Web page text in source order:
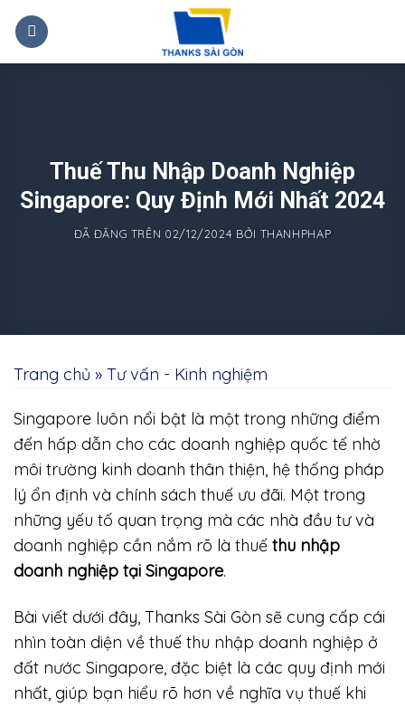
Chuyển
đến
nội
Thuế Thu Nhập Doanh Nghiệp
Singapore: Quy Định Mới Nhất 2024
ĐÃ ĐĂNG TRÊN 02/12/2024 BỞI THANHPHAP
Trang chủ » Tư vấn - Kinh nghiệm
Singapore luôn nổi bật là một trong những điểm
đến hấp dẫn cho các doanh nghiệp quốc tế nhờ
môi trường kinh doanh thân thiện, hệ thống pháp
lý ổn định và chính sách thuế ưu đãi. Một trong
những yếu tố quan trọng mà các nhà đầu tư và
doanh nghiệp cần nắm rõ là thuế thu nhập
doanh nghiệp tại Singapore.
Bài viết dưới đây, Thanks Sài Gòn sẽ cung cấp cái
nhìn toàn diện về thuế thu nhập doanh nghiệp ở
đất nước Singapore, đặc biệt là các quy định mới
nhất, giúp bạn hiểu rõ hơn về nghĩa vụ thuế khi